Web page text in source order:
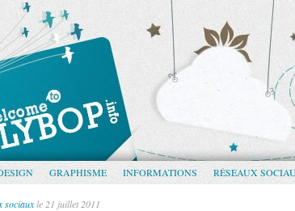
GRAPHISME INFORMATIONS RÉSEAUX
sociauxle 21 juillet 2011